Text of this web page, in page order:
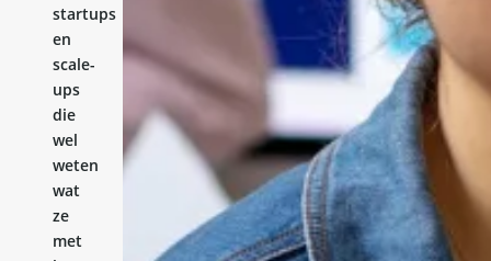
startups
en
scale-
ups
die
wel
weten
wat
ze
met